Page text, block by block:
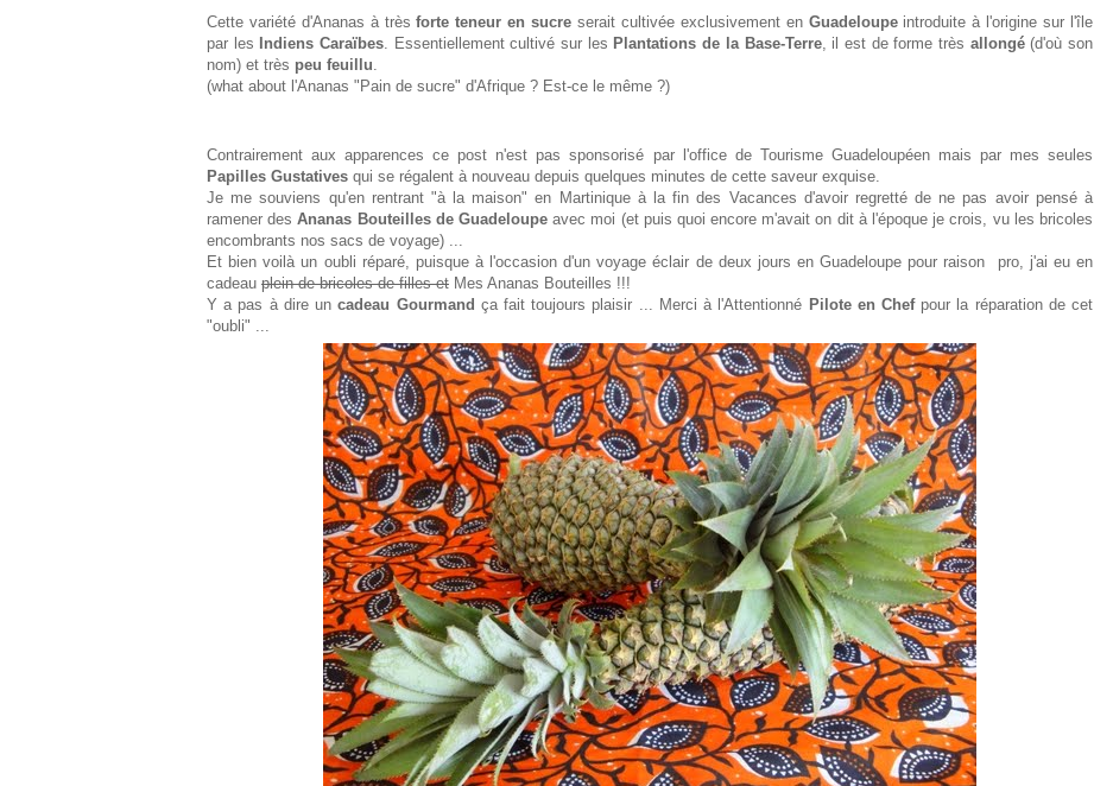
Cette variété d'Ananas à trèsforte teneur en sucre serait cultivée exclusivement en Guadeloupeintroduite à l'origine sur l'île
par les Indiens Caraïbes . Essentiellement cultivé sur les Plantations de la Base-Terre, il est de forme très allongé(d'où son
nom) et très peu feuillu
(what about l'Ananas "Pain de sucre" d'Afrique ? Est-ce le même ?)
Contrairement aux apparences ce post n'est pas sponsorisé par l'office de Tourisme Guadeloupéen mais par mes seules
Papilles Gustatives qui se régalent à nouveau depuis quelques minutes de cette saveur exquise.
Je me souviens qu'en rentrant "à la maison" en Martinique à la fin des Vacances d'avoir regretté de ne pas avoir pensé à
ramener desAnanas Bouteilles de Guadeloupeavec moi (et puis quoi encore m'avait on dit à l'époque je crois, vu les bricoles
encombrants nos sacs de voyage) ...
Et bien voilà un oubli réparé, puisque à l'occasion d'un voyage éclair de deux jours en Guadeloupe pour raison pro, j'ai eu en
cadeau plein de bricoles de filles et Mes Ananas Bouteilles !!!
Y a pas à dire uncadeau Gourmand ça fait toujours plaisir ... Merci à l'Attentionné Pilote en Chefpour la réparation de cet
"oubli" ...